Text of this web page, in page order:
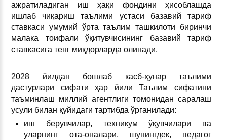
ажратиладиган иш ҳақи фондини ҳисоблашда
ишлаб чиқариш таълими устаси базавий тариф
ставкаси умумий ўрта таълим ташкилоти биринчи
малака тоифали ўқитувчисининг базавий тариф
ставкасига тенг миқдорларда олинади.
2028 йилдан бошлаб касб-ҳунар таълими
дастурлари сифати ҳар йили Таълим сифатини
таъминлаш миллий агентлиги томонидан саралаш
усули билан қуйидаги тартибда ўрганилади:
иш берувчилар, техникум ўқувчилари ва
уларнинг ота-оналари, шунингдек, педагог